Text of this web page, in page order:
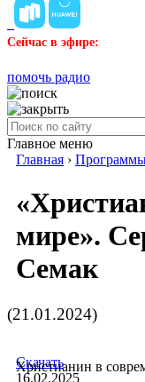
Сейчас в эфире:
помочь радио
Главное меню
Главная ›
мире».
Семак
(21.01.2024)
Христианин в
Скачать
16.02.2025